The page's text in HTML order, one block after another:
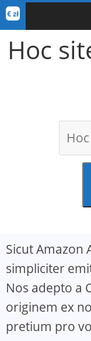
Hoc
Sicut Amazon
simpliciter
Nos adepto a
originem ex
pretium pro